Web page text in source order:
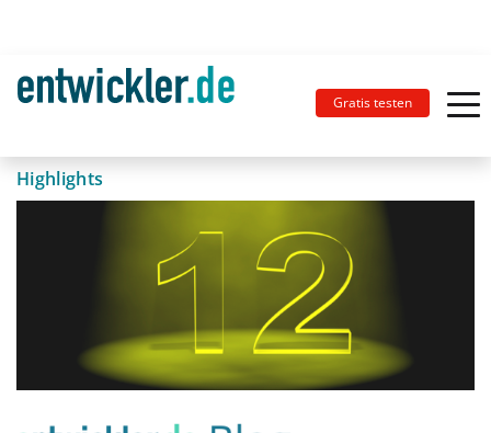
Gratis testen
Highlights